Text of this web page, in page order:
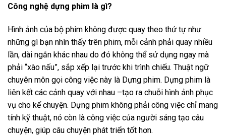
Công nghệ dựng phim là gì?
Hình ảnh của bộ phim không được quay theo thứ tự như
những gì bạn nhìn thấy trên phim, mỗi cảnh phải quay nhiều
lần, dài ngắn khác nhau do đó không thể sử dụng ngay mà
phải “xào nấu”, sắp xếp lại trước khi trình chiếu. Thuật ngữ
chuyên môn gọi công việc này là Dựng phim. Dựng phim là
liên kết các cảnh quay với nhau –tạo ra chuỗi hình ảnh phục
vụ cho kể chuyện. Dựng phim không phải công việc chỉ mang
tính kỹ thuật, nó còn là công việc của người sáng tạo câu
chuyện, giúp câu chuyện phát triển tốt hơn.